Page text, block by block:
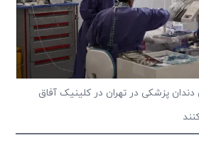
پزشکی در تهران در کلینیک آفاق